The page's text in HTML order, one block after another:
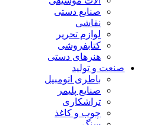
صنایع دستی
نقاشی
لوازم تحریر
کتابفروشی
هنرهای دستی
صنعت و تولید
باطری اتومبیل
صنایع پلیمر
تراشکاری
چوب و کاغذ